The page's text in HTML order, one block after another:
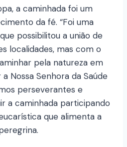
a caminhada foi um
da fé. “Foi uma
possibilitou a união de
localidades, mas com o
pela natureza em
Nossa Senhora da Saúde
perseverantes e
a caminhada participando
que alimenta a